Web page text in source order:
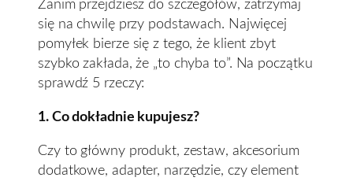
Zanim przejdziesz do szczegółów, zatrzymaj
się na chwilę przy podstawach. Najwięcej
pomyłek bierze się z tego, że klient zbyt
szybko zakłada, że „to chyba to”. Na początku
sprawdź 5 rzeczy:
1. Co dokładnie kupujesz?
Czy to główny produkt, zestaw, akcesorium
dodatkowe, adapter, narzędzie, czy element